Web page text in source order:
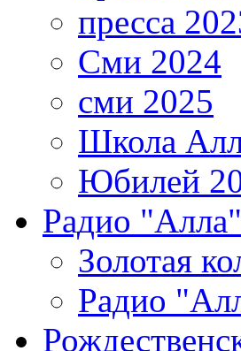
пресса
Сми 2024
сми 2025
Школа
Юбилей
Радио "Алла"
Золотая
Радио